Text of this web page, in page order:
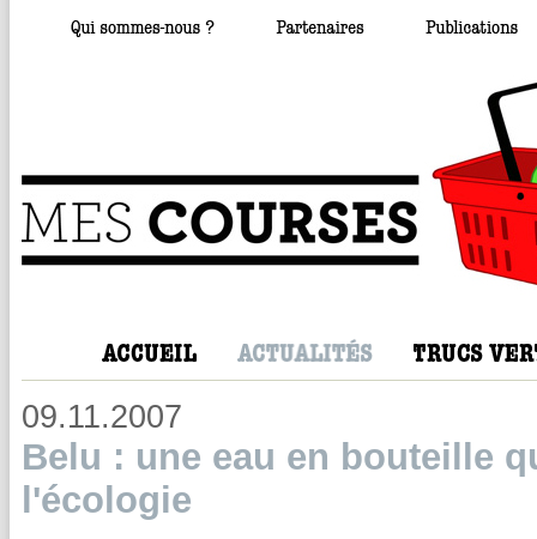
09.11.2007
Belu : une eau en bouteille
l'écologie